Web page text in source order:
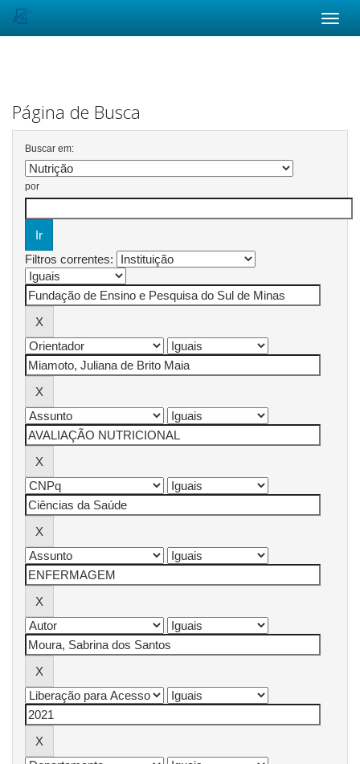
Página de Busca
Buscar em:
por
Filtros correntes: